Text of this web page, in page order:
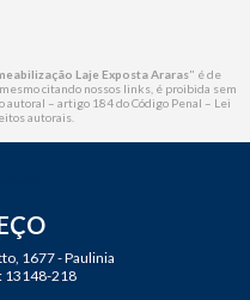
Laje Exposta Araras" é de
citando nossos links, é proibida sem
autoral – artigo 184 do Código Penal – Lei
autorais
1677 - Paulinia
13148-218